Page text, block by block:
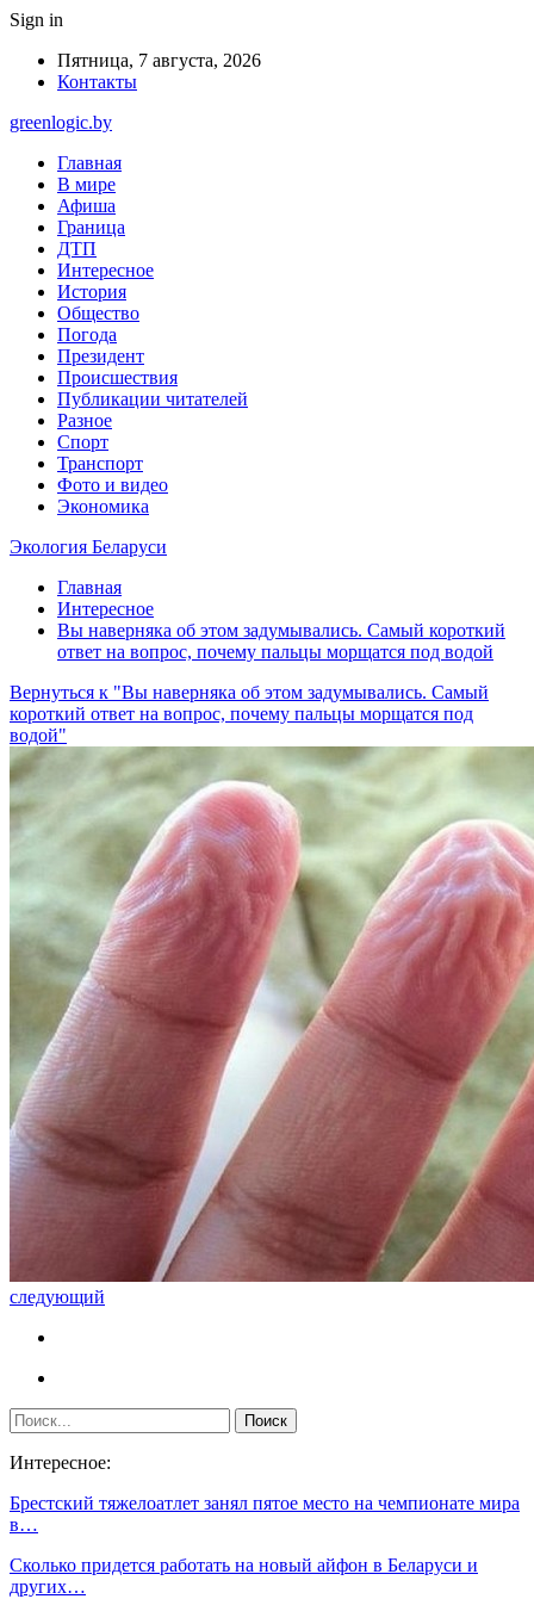
Sign in
Пятница, 7 августа, 2026
Контакты
greenlogic.by
Главная
В мире
Афиша
Граница
ДТП
Интересное
История
Общество
Погода
Президент
Происшествия
Публикации читателей
Разное
Спорт
Транспорт
Фото и видео
Экономика
Экология Беларуси
Главная
Интересное
Вы наверняка об этом задумывались. Самый короткий
ответ на вопрос, почему пальцы морщатся под водой
Вернуться к "Вы наверняка об этом задумывались. Самый
короткий ответ на вопрос, почему пальцы морщатся под
водой"
следующий
Интересное:
Брестский тяжелоатлет занял пятое место на чемпионате мира
в…
Сколько придется работать на новый айфон в Беларуси и
других…